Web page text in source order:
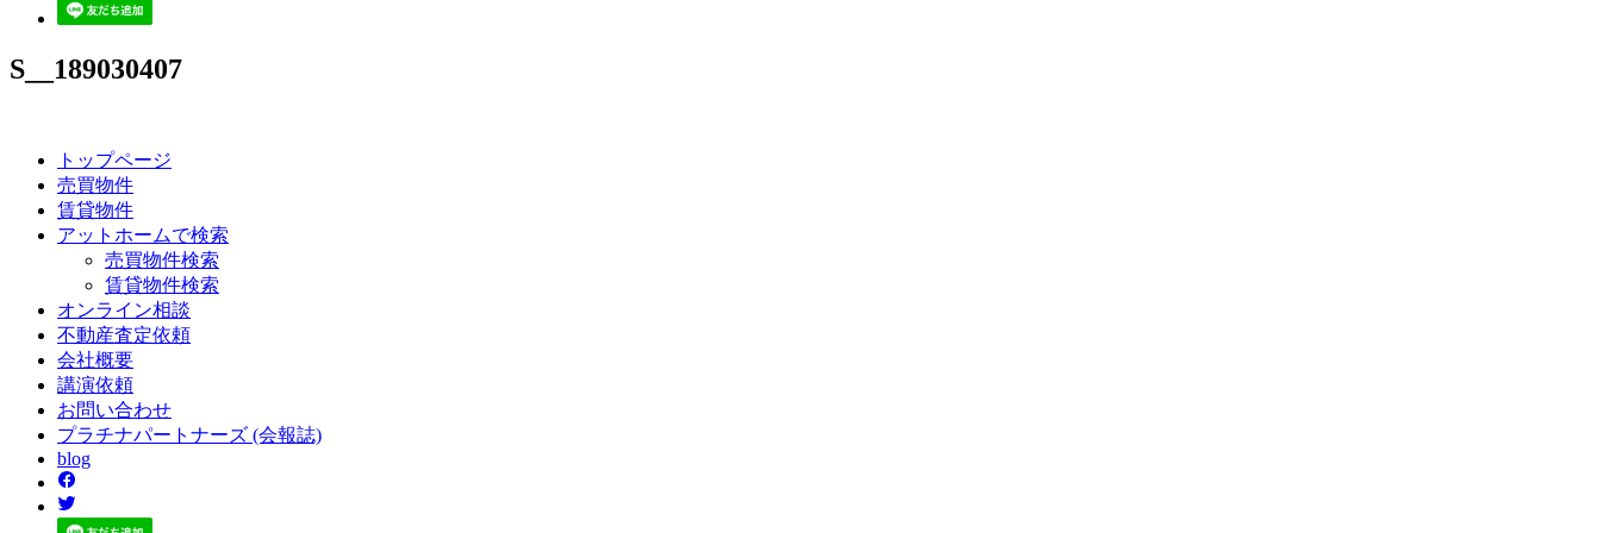
S__189030407
トップページ
売買物件
賃貸物件
アットホームで検索
売買物件検索
賃貸物件検索
オンライン相談
不動産査定依頼
会社概要
講演依頼
お問い合わせ
プラチナパートナーズ (会報誌)
blog